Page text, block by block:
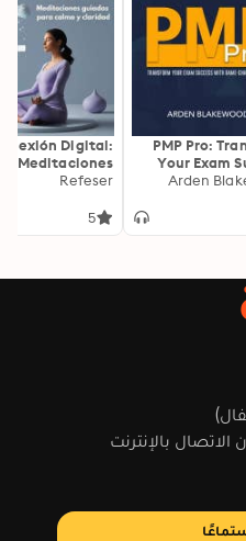
PMP Pro:
Your Exam
with Game-
PMP exam
performance
Arden
Digital:
Meditaciones
para Calma y
Refeser
5
بالإنترنت